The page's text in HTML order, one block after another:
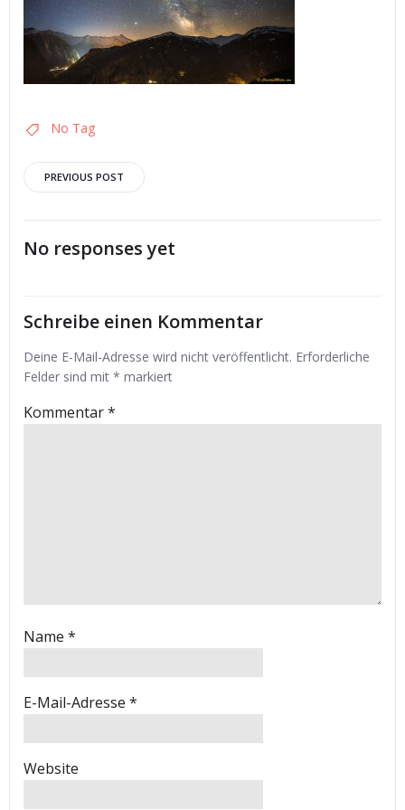
No Tag
Post
navigation
PREVIOUS POST
No responses yet
Schreibe einen Kommentar
Deine E-Mail-Adresse wird nicht veröffentlicht. Erforderliche
Felder sind mit * markiert
Kommentar*
Name *
E-Mail-Adresse *
Website